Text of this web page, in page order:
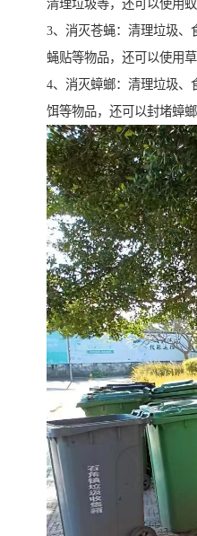
清理垃圾等，还可以使用
3、消灭苍蝇：清理垃圾、
蝇贴等物品，还可以使用
4、消灭蟑螂：清理垃圾、
饵等物品，还可以封堵蟑螂